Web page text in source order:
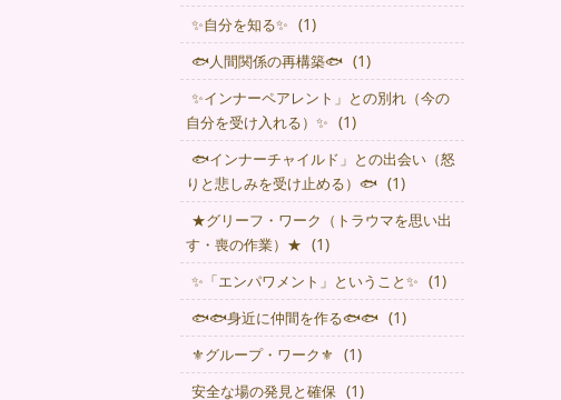
✨自分を知る✨ (1)
🐟人間関係の再構築🐟 (1)
✨インナーペアレント」との別れ（今の
自分を受け入れる）✨ (1)
🐟インナーチャイルド」との出会い（怒
りと悲しみを受け止める）🐟 (1)
★グリーフ・ワーク（トラウマを思い出
す・喪の作業）★ (1)
✨「エンパワメント」ということ✨ (1)
🐟🐟身近に仲間を作る🐟🐟 (1)
⚜グループ・ワーク⚜ (1)
安全な場の発見と確保 (1)